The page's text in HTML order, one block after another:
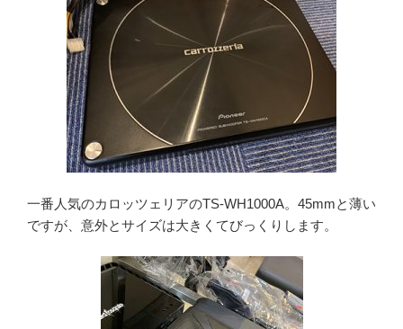
一番人気のカロッツェリアのTS-WH1000A。45mmと薄い
ですが、意外とサイズは大きくてびっくりします。